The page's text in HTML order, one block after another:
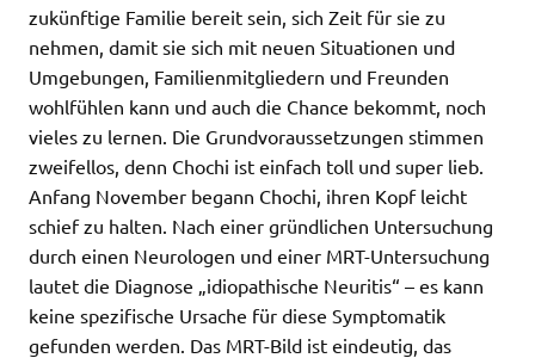
zukünftige Familie bereit sein, sich Zeit für sie zu
nehmen, damit sie sich mit neuen Situationen und
Umgebungen, Familienmitgliedern und Freunden
wohlfühlen kann und auch die Chance bekommt, noch
vieles zu lernen. Die Grundvoraussetzungen stimmen
zweifellos, denn Chochi ist einfach toll und super lieb.
Anfang November begann Chochi, ihren Kopf leicht
schief zu halten. Nach einer gründlichen Untersuchung
durch einen Neurologen und einer MRT-Untersuchung
lautet die Diagnose „idiopathische Neuritis“ – es kann
keine spezifische Ursache für diese Symptomatik
gefunden werden. Das MRT-Bild ist eindeutig, das